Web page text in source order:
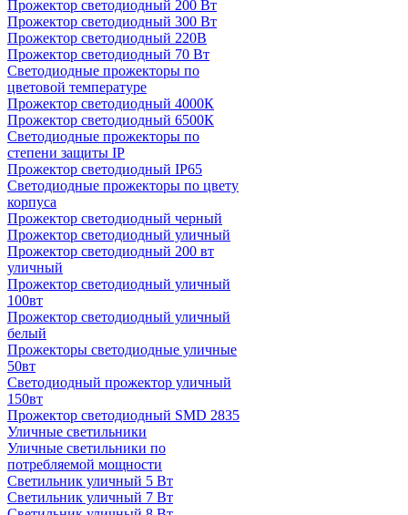
Прожектор светодиодный 200 Вт
Прожектор светодиодный 300 Вт
Прожектор светодиодный 220В
Прожектор светодиодный 70 Вт
Светодиодные прожекторы по
цветовой температуре
Прожектор светодиодный 4000К
Прожектор светодиодный 6500К
Светодиодные прожекторы по
степени защиты IP
Прожектор светодиодный IP65
Светодиодные прожекторы по цвету
корпуса
Прожектор светодиодный черный
Прожектор светодиодный уличный
Прожектор светодиодный 200 вт
уличный
Прожектор светодиодный уличный
100вт
Прожектор светодиодный уличный
белый
Прожекторы светодиодные уличные
50вт
Светодиодный прожектор уличный
150вт
Прожектор светодиодный SMD 2835
Уличные светильники
Уличные светильники по
потребляемой мощности
Светильник уличный 5 Вт
Светильник уличный 7 Вт